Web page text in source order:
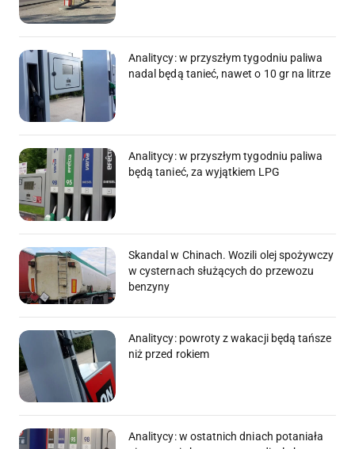
Analitycy: w przyszłym tygodniu paliwa
nadal będą tanieć, nawet o 10 gr na litrze
Analitycy: w przyszłym tygodniu paliwa
będą tanieć, za wyjątkiem LPG
Skandal w Chinach. Wozili olej spożywczy
w cysternach służących do przewozu
benzyny
Analitycy: powroty z wakacji będą tańsze
niż przed rokiem
Analitycy: w ostatnich dniach potaniała